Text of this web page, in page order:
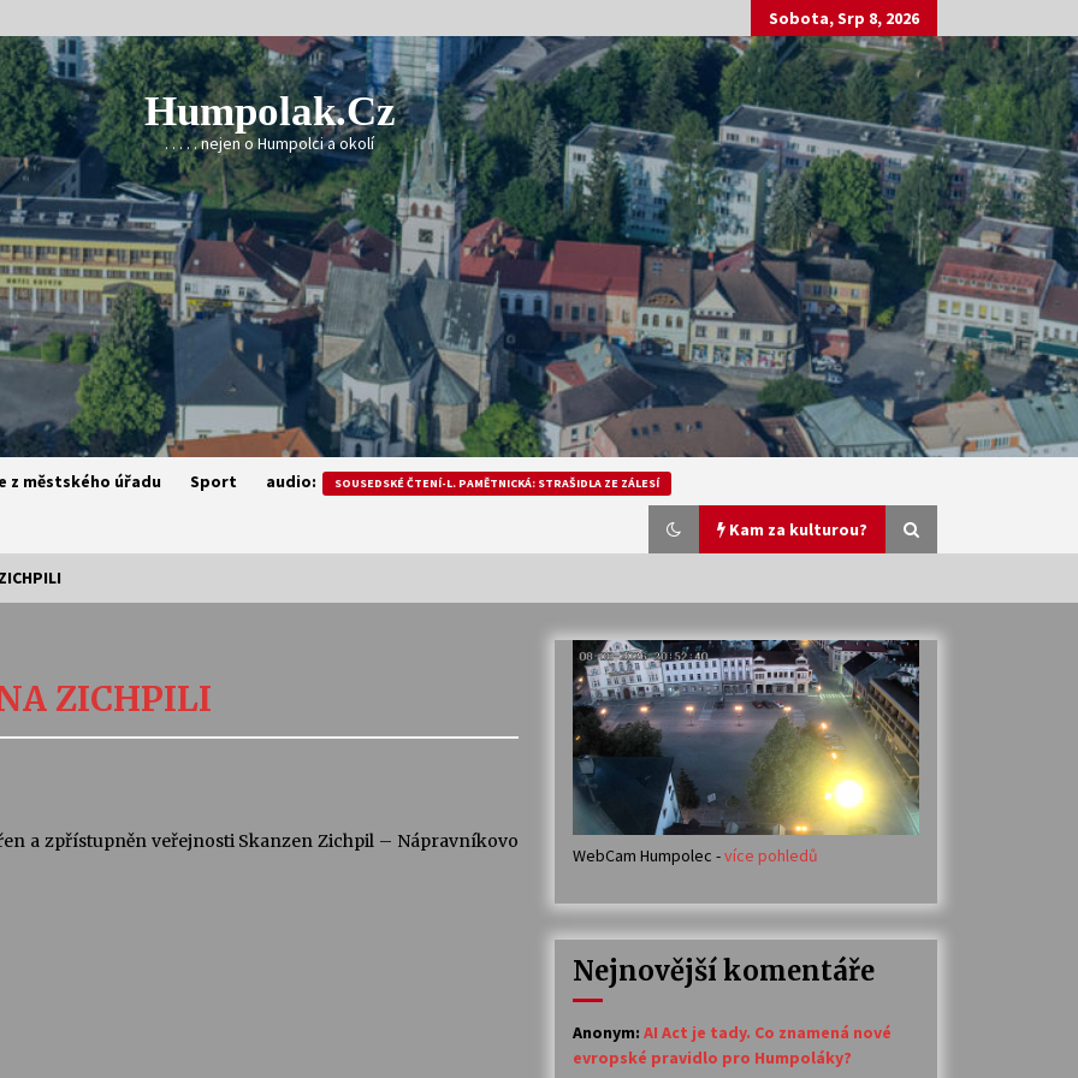
Sobota, Srp 8, 2026
Humpolak.cz
. . . . . nejen o Humpolci a okolí
z městského úřadu Sport audio: SOUSEDSKÉ ČTENÍ-L. PAMĚTNICKÁ: STRAŠIDLA ZE ZÁLESÍ
Kam za kulturou?
Stávám se kapkou
Veselí muzikanti
30. 7. 2026
Votavžatský ploty
23. 7. 2026
14. 7. 2026
30. 6. 2026
ZICHPILI
a zpřístupněn veřejnosti Skanzen Zichpil – Nápravníkovo
WebCam Humpolec -více pohledů
Nejnovější komentáře
Anonym: AI Act je tady. Co znamená nové
evropské pravidlo pro Humpoláky?